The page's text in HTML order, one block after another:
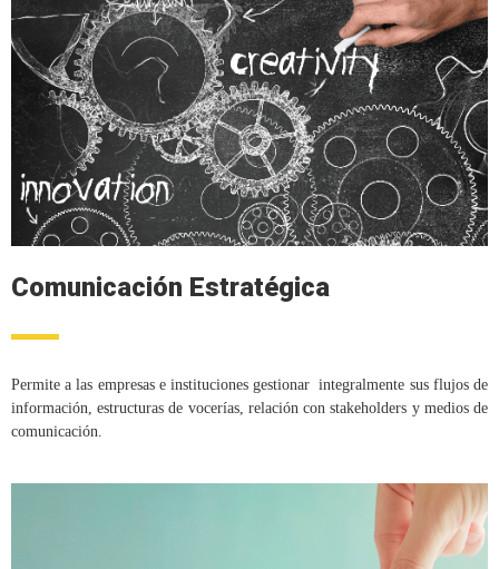
Comunicación Estratégica
Permite a las empresas e instituciones gestionar integralmente sus flujos de
información, estructuras de vocerías, relación con stakeholders y medios de
comunicación.